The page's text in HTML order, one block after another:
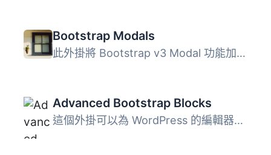
Bootstrap Modals
此外掛將 Bootstrap v3 Modal 功能加入 WordPress。 它僅添加...
Advanced Bootstrap Blocks
這個外掛可以為 WordPress 的編輯器新增靈活的 Bootstrap 4 ...